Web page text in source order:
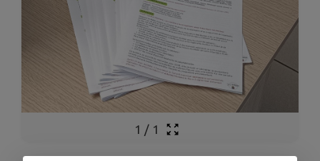
1 / 1